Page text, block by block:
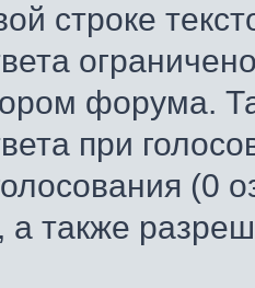
строке
форума.
при
(0
также